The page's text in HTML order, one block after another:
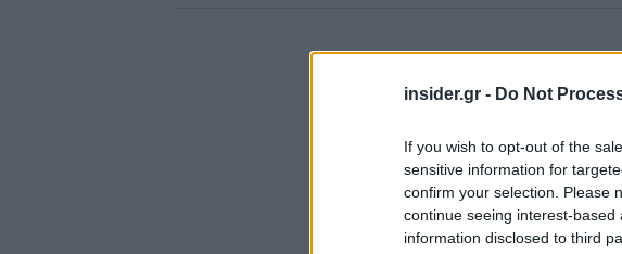
insider.gr - Do Not
If you wish to opt-out of the
sensitive information for
confirm your selection. Please
continue seeing interest-
information disclosed to third